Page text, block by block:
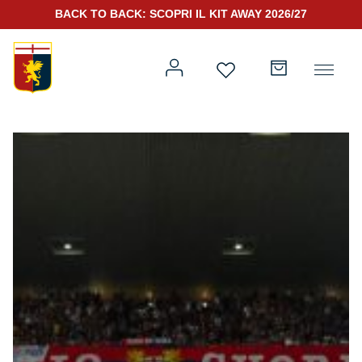
Genoa for Special
Kit Gara 25/26
BACK TO BACK: SCOPRI IL KIT AWAY 2026/27